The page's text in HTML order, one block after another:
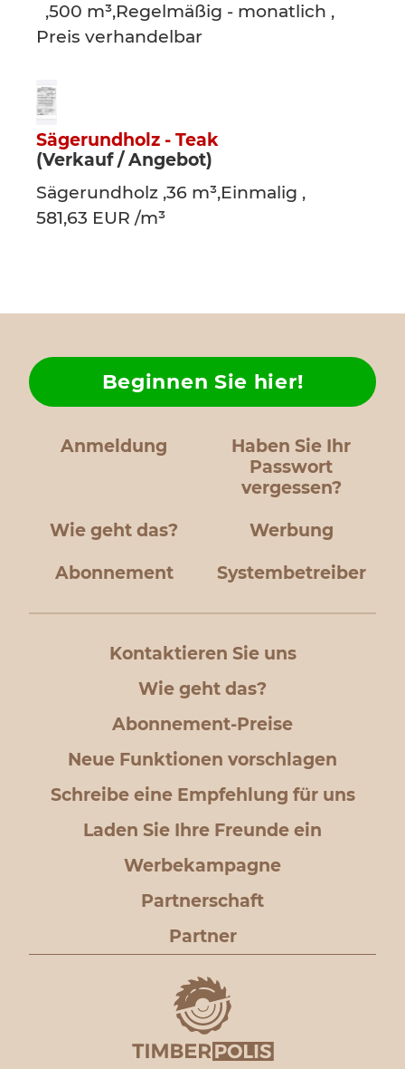
,500 m³,Regelmäßig - monatlich ,
Preis verhandelbar
Sägerundholz - Teak
(Verkauf / Angebot)
Sägerundholz ,36 m³,Einmalig ,
581,63 EUR /m³
Anmeldung
Haben Sie Ihr
Passwort
vergessen?
Wie geht das?
Beginnen Sie hier!
Werbung
Abonnement Systembetreiber
Kontaktieren Sie uns
Wie geht das?
Abonnement-Preise
Neue Funktionen vorschlagen
Schreibe eine Empfehlung für uns
Laden Sie Ihre Freunde ein
Werbekampagne
Partnerschaft
Partner